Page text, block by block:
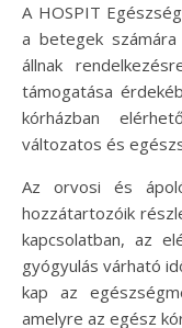
A HOSPIT
a betegek
állnak
támogatása
kórházban
változatos és
Az orvosi és
hozzátartozóik
kapcsolatban, az
gyógyulás várható
kap az
amelyre az egész